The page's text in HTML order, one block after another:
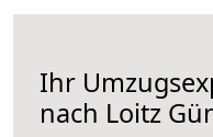
Ihr
nach Loitz